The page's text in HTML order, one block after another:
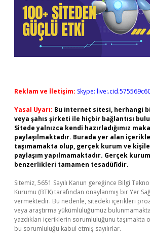
Reklam ve İletişim: Skype:
Yasal Uyarı: Bu internet sitesi, herhangi
veya şahıs şirketi ile hiçbir bağlantısı
Sitede yalnızca kendi hazırladığımız
paylaşılmaktadır. Burada yer alan
taşımamakta olup, gerçek kurum ve
paylaşım yapılmamaktadır. Gerçek
benzerlikleri tamamen tesadüfidir.
Sitemiz, 5651 Sayılı Kanun gereğince Bilgi
Kurumu (BTK) tarafından onaylanmış bir Yer
vermektedir. Bu nedenle, sitedeki içerikleri
veya araştırma yükümlülüğümüz
yazdıkları içeriklerin sorumluluğunu taşımakta
bu sorumluluğu kabul etmiş sayılırlar.